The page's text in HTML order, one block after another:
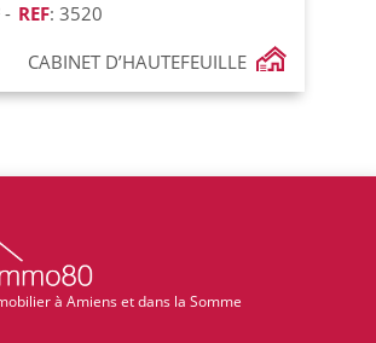
- REF: 3520
CABINET D’HAUTEFEUILLE
à Amiens et dans la Somme